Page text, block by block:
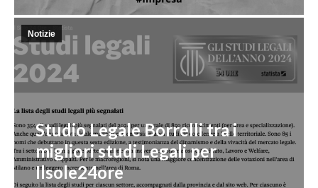
Notizie
Studio Legale Borrelli tra i
migliori studi Legali per
Ilsole24ore